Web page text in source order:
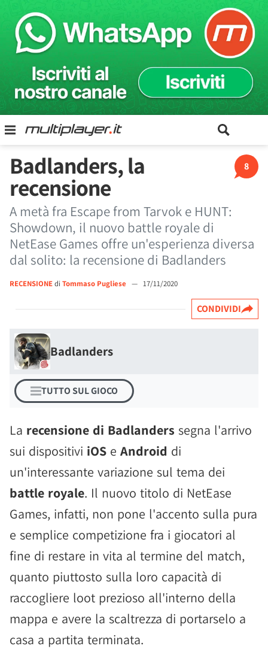
8
Badlanders, la
recensione
A metà fra Escape from Tarvok e HUNT:
Showdown, il nuovo battle royale di
NetEase Games offre un'esperienza diversa
dal solito: la recensione di Badlanders
RECENSIONEdi Tommaso Pugliese — 17/11/2020
CONDIVIDI
Badlanders
TUTTO SUL GIOCO
La recensione di Badlanders segna l'arrivo
sui dispositivi iOS e Android di
un'interessante variazione sul tema dei
battle royale. Il nuovo titolo di NetEase
Games, infatti, non pone l'accento sulla pura
e semplice competizione fra i giocatori al
fine di restare in vita al termine del match,
quanto piuttosto sulla loro capacità di
raccogliere loot prezioso all'interno della
mappa e avere la scaltrezza di portarselo a
casa a partita terminata.